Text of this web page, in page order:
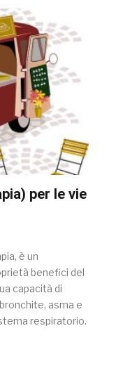
per le vie
è un
benefici del
capacità di
asma e
respiratorio.